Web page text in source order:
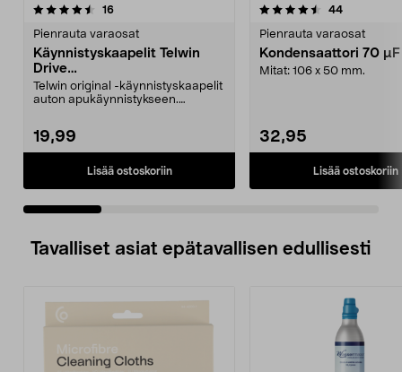
16arvostelut
Pienrauta varaosat
Käynnistyskaapelit Telwin
Drive
Mini/9000/13000/1250/150
0/1750, EC5
Telwin original -käynnistyskaapelit
auton apukäynnistykseen.
19,99
Lisää ostoskoriin
4.5 viidestä
44arvostelut
Pienrauta varaosat
Kondensaattori 70
Mitat: 106 x 50 mm.
32,95
Lisää ostoskoriin
4.5 viidestä
Tavalliset asiat epätavallisen edullisesti